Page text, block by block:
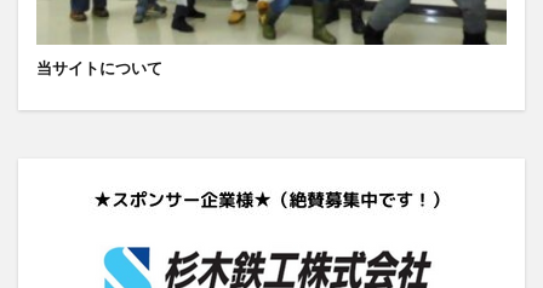
当サイトについて